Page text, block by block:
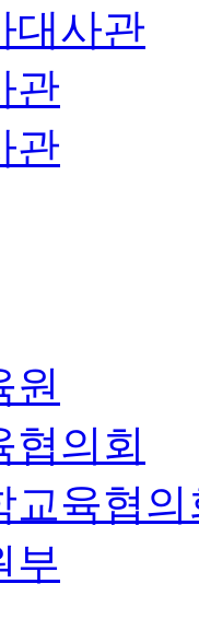
대사관
관
관
원
협의회
교육협의
부